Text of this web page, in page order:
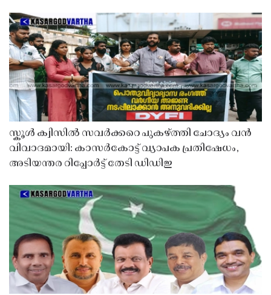
സ്കൂൾ ക്വിസിൽ സവർക്കറെ പുകഴ്ത്തി ചോദ്യം വൻ
വിവാദമായി: കാസർകോട്ട് വ്യാപക പ്രതിഷേധം,
അടിയന്തര റിപ്പോർട്ട് തേടി ഡിഡിഇ